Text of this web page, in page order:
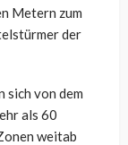
Metern zum
der
sich von dem
als 60
weitab